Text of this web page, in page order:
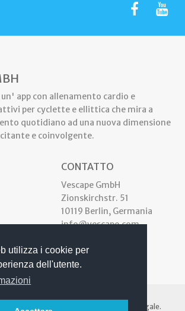
utilizza i cookie per
dell'utente.
app con allenamento cardio e
per cyclette e ellittica che mira a
quotidiano ad una nuova dimensione
e coinvolgente.
CONTATTO
Vescape GmbH
Zionskirchstr. 51
10119 Berlin, Germania
info@vescape.com
- Area Legale.